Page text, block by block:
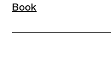
Book